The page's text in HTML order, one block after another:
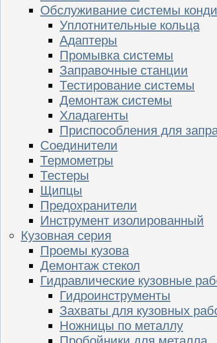
Обслуживание системы
Уплотнительные кольца
Адаптеры
Промывка системы
Заправочные станции
Тестирование системы
Демонтаж системы
Хладагенты
Приспособления для
Соединители
Термометры
Тестеры
Щипцы
Предохранители
Инструмент изолированный
Кузовная серия
Проемы кузова
Демонтаж стекол
Гидравлические кузовные
Гидроинструменты
Захваты для кузовных
Ножницы по металлу